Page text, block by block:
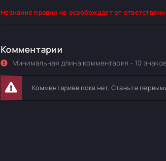
Незнание правил не освобождает от
Комментарии
Минимальная длина комментария - 10
Комментариев пока нет. Станьте